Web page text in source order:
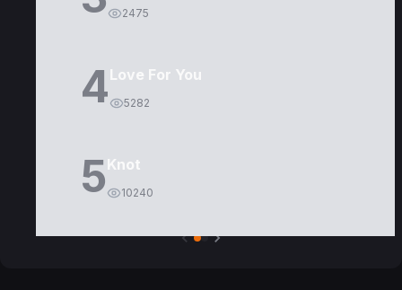
2475
4Love For You
5282
5Knot
10240